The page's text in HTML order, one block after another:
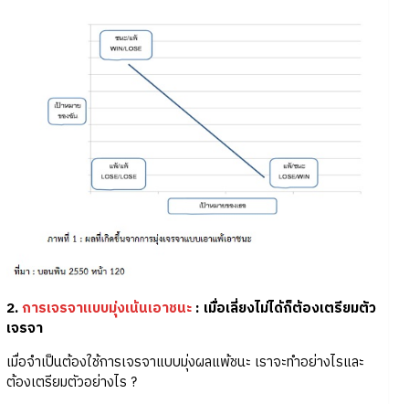
2.การเจรจาแบบมุ่งเน้นเอาชนะ: เมื่อเลี่ยงไม่ได้ก็ต้องเตรียมตัว
เจรจา
เมื่อจำเป็นต้องใช้การเจรจาแบบมุ่งผลแพ้ชนะ เราจะทำอย่างไรและ
ต้องเตรียมตัวอย่างไร ?